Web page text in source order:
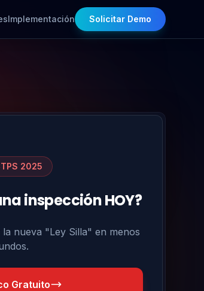
Implementación Solicitar Demo
2025
inspección HOY?
nueva "Ley Silla" en menos
Gratuito